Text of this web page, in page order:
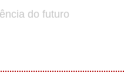
do futuro